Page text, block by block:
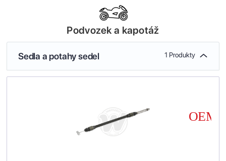
Podvozek a kapotáž
Sedla a potahy sedel 1 Produkty